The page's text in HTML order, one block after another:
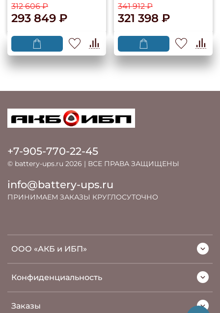
312 606 ₽
293 849 ₽
341 912 ₽
321 398 ₽
ООО «АКБ и ИБП»
Конфиденциальность
Заказы
+7-905-770-22-45
© battery-ups.ru 2026 | ВСЕ ПРАВА ЗАЩИЩЕНЫ
info@battery-ups.ru
ПРИНИМАЕМ ЗАКАЗЫ КРУГЛОСУТОЧНО